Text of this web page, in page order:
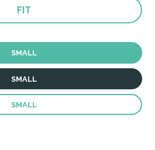
FIT
SMALL
SMALL
SMALL